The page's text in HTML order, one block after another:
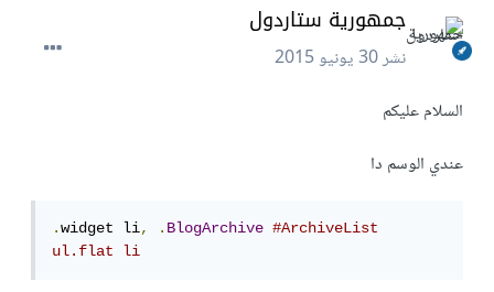
جمهورية ستاردول
نشر30 يونيو 2015
السلام عليكم
عندي الوسم دا
.widget li, .BlogArchive
#ArchiveList
ul.flat li